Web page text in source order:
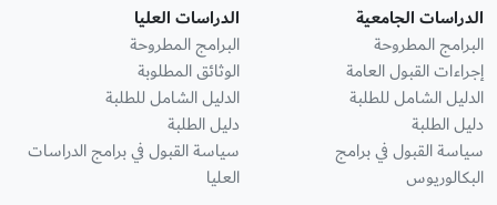
الدراسات الجامعية
البرامج المطروحة
إجراءات القبول العامة
الدليل الشامل للطلبة
دليل الطلبة
سياسة القبول في برامج
البكالوريوس
الدراسات العليا
البرامج المطروحة
الوثائق المطلوبة
الدليل الشامل للطلبة
دليل الطلبة
سياسة القبول في برامج الدراسات
العليا